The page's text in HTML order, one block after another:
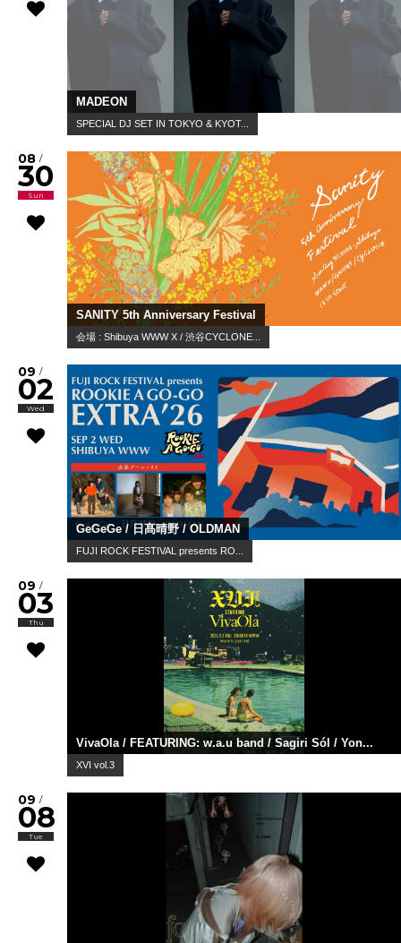
MADEON
SPECIAL DJ SET IN TOKYO & KYOT...
08 /
30
Sun
SANITY 5th Anniversary Festival
会場 : Shibuya WWW X / 渋谷CYCLONE...
09 /
02
Wed
GeGeGe / 日髙晴野 / OLDMAN
FUJI ROCK FESTIVAL presents RO...
09 /
03
Thu
VivaOla / FEATURING: w.a.u band / Sagiri Sól / Yon...
XVI vol.3
09 /
08
Tue